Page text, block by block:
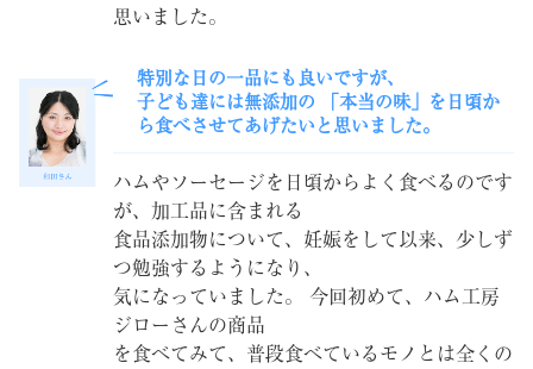
思いました。
特別な日の一品にも良いですが、
子ども達には無添加の 「本当の味」を日頃か
ら食べさせてあげたいと思いました。
ハムやソーセージを日頃からよく食べるのです
が、加工品に含まれる
食品添加物について、妊娠をして以来、少しず
つ勉強するようになり、
気になっていました。 今回初めて、ハム工房
ジローさんの商品
を食べてみて、普段食べているモノとは全くの